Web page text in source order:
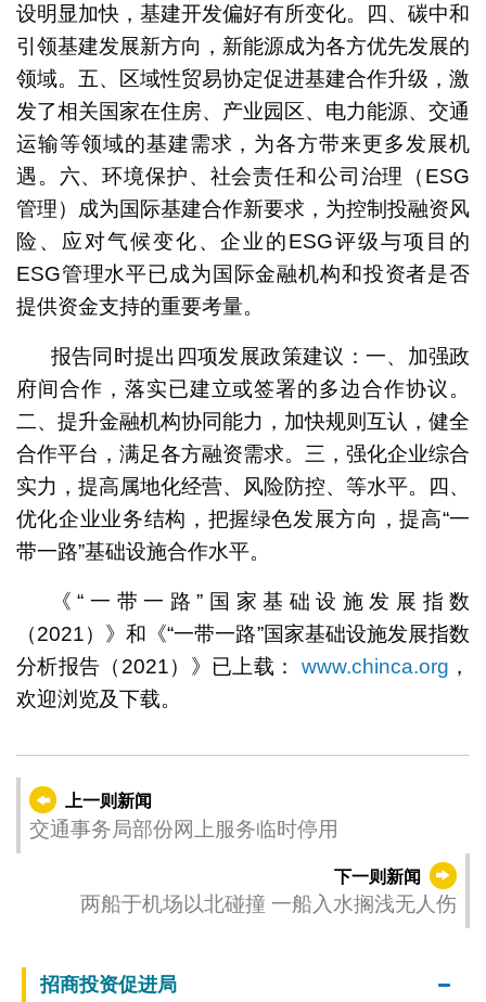
设明显加快，基建开发偏好有所变化。四、碳中和
引领基建发展新方向，新能源成为各方优先发展的
领域。五、区域性贸易协定促进基建合作升级，激
发了相关国家在住房、产业园区、电力能源、交通
运输等领域的基建需求，为各方带来更多发展机
遇。六、环境保护、社会责任和公司治理（ESG
管理）成为国际基建合作新要求，为控制投融资风
险、应对气候变化、企业的ESG评级与项目的
ESG管理水平已成为国际金融机构和投资者是否
提供资金支持的重要考量。
报告同时提出四项发展政策建议：一、加强政
府间合作，落实已建立或签署的多边合作协议。
二、提升金融机构协同能力，加快规则互认，健全
合作平台，满足各方融资需求。三，强化企业综合
实力，提高属地化经营、风险防控、等水平。四、
优化企业业务结构，把握绿色发展方向，提高“一
带一路”基础设施合作水平。
《“一带一路”国家基础设施发展指数
（2021）》和《“一带一路”国家基础设施发展指数
分析报告（2021）》已上载： www.chinca.org ，
欢迎浏览及下载。
上一则新闻
交通事务局部份网上服务临时停用
下一则新闻
两船于机场以北碰撞 一船入水搁浅无人伤
招商投资促进局